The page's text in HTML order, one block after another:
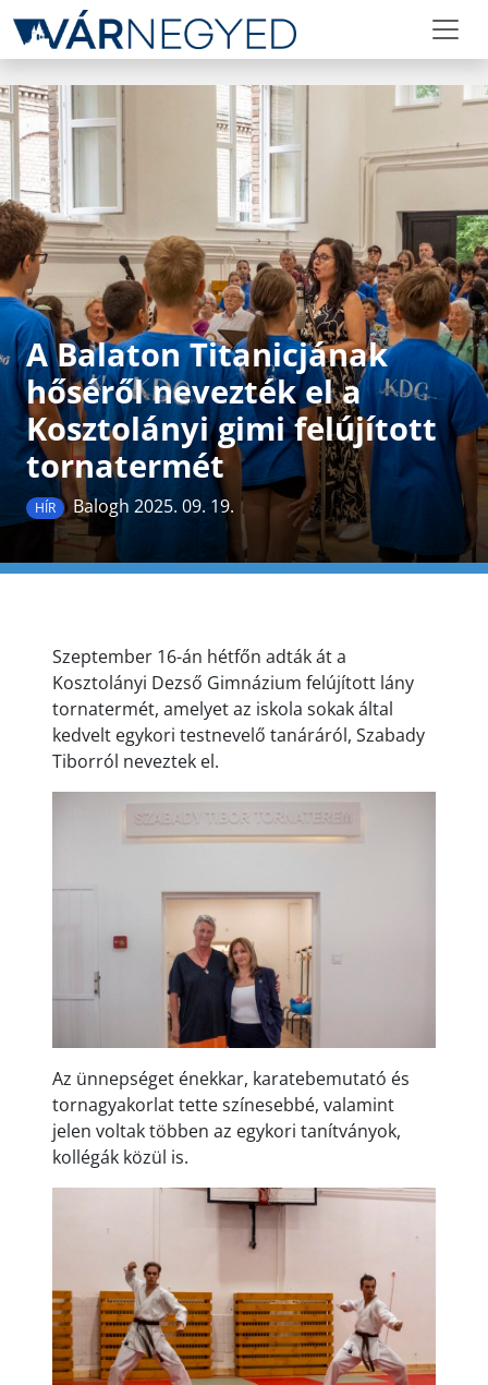
A Balaton Titanicjának
hőséről nevezték el a
Kosztolányi gimi felújított
tornatermét
HÍR Balogh 2025. 09. 19.
Szeptember 16-án hétfőn adták át a
Kosztolányi Dezső Gimnázium felújított lány
tornatermét, amelyet az iskola sokak által
kedvelt egykori testnevelő tanáráról, Szabady
Tiborról neveztek el.
Az ünnepséget énekkar, karatebemutató és
tornagyakorlat tette színesebbé, valamint
jelen voltak többen az egykori tanítványok,
kollégák közül is.